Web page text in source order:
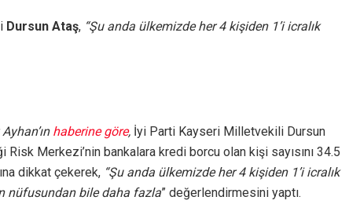
Dursun Ataş, “Şu anda ülkemizde her 4 kişiden 1’i icralık
haberine göre, İyi Parti Kayseri Milletvekili Dursun
Risk Merkezi’nin bankalara kredi borcu olan kişi sayısını 34.5
dikkat çekerek, “Şu anda ülkemizde her 4 kişiden 1’i icralık
nüfusundan bile daha fazla” değerlendirmesini yaptı.